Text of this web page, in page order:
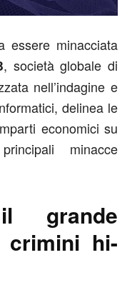
essere minacciata
, società globale di
nell’indagine e
delinea le
economici su
minacce
il grande
crimini hi-